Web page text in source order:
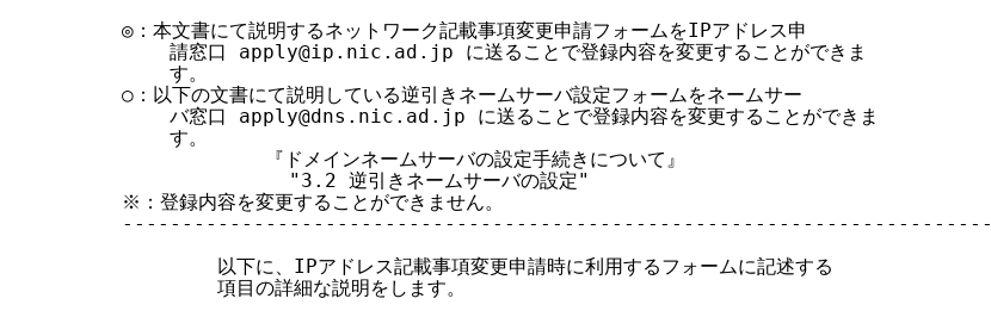
◎：本文書にて説明するネットワーク記載事項変更申請フォームをIPアドレス申
    請窓口 apply@ip.nic.ad.jp に送ることで登録内容を変更することができま
    す。
○：以下の文書にて説明している逆引きネームサーバ設定フォームをネームサー
    バ窓口 apply@dns.nic.ad.jp に送ることで登録内容を変更することができま
    す。
            『ドメインネームサーバの設定手続きについて』
              "3.2 逆引きネームサーバの設定"
※：登録内容を変更することができません。
-------------------------------------------------------------------------
        以下に、IPアドレス記載事項変更申請時に利用するフォームに記述する
        項目の詳細な説明をします。